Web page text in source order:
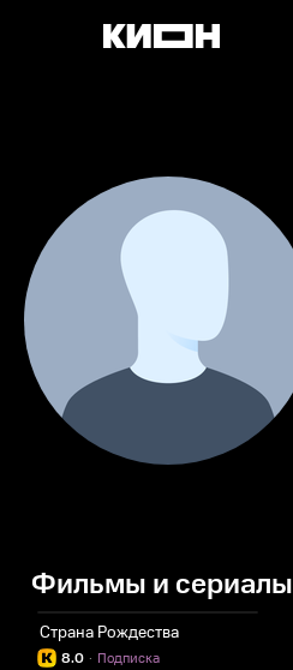
Фильмы и сериалы
Страна Рождества
8.0 Подписка
·